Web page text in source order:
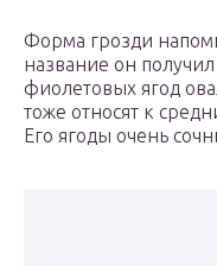
Форма грозди
название он
фиолетовых ягод
тоже относят к
Его ягоды очень